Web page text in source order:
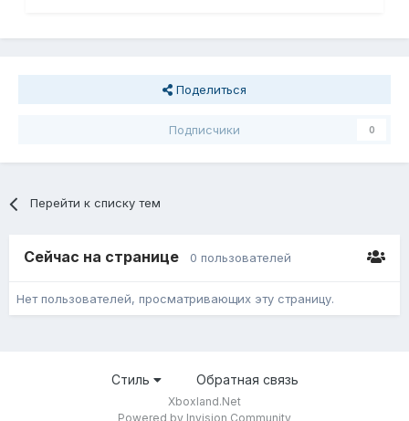
Поделиться
Подписчики 0
Перейти к списку тем
Сейчас на странице 0 пользователей
Нет пользователей, просматривающих эту страницу.
Стиль Обратная связь
Xboxland.Net
Powered by Invision Community